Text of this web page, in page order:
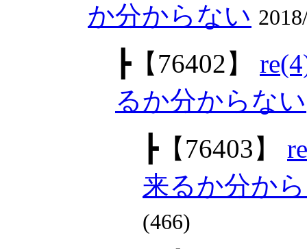
か分からない
┣【76402】
るか分からない
┣【76403】
来るか分か
(466)